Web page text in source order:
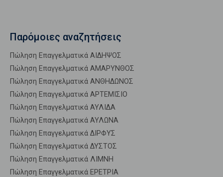
Παρόμοιες αναζητήσεις
Πώληση Επαγγελματικά ΑΙΔΗΨΟΣ
Πώληση Επαγγελματικά ΑΜΑΡΥΝΘΟΣ
Πώληση Επαγγελματικά ΑΝΘΗΔΩΝΟΣ
Πώληση Επαγγελματικά ΑΡΤΕΜΙΣΙΟ
Πώληση Επαγγελματικά ΑΥΛΙΔΑ
Πώληση Επαγγελματικά ΑΥΛΩΝΑ
Πώληση Επαγγελματικά ΔΙΡΦΥΣ
Πώληση Επαγγελματικά ΔΥΣΤΟΣ
Πώληση Επαγγελματικά ΛΙΜΝΗ
Πώληση Επαγγελματικά ΕΡΕΤΡΙΑ